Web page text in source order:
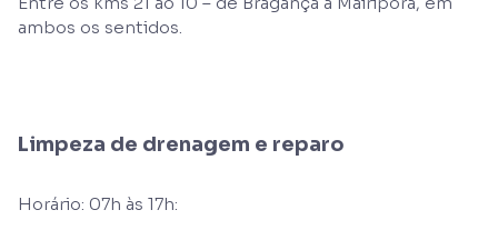
ambos os sentidos.
Limpeza de drenagem e reparo
Horário: 07h às 17h: